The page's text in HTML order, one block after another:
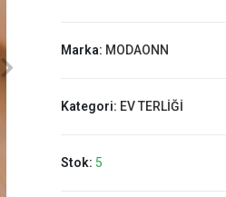
Marka: MODAONN
Kategori: EV TERLİĞİ
Stok: 5